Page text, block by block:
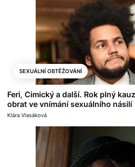
SEXUÁLNÍ OBTĚŽOVÁNÍ
Feri, Cimický a další. Rok plný
obrat ve vnímání sexuálního násilí
Klára Vlasáková